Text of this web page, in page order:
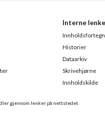
gjennom lenker på nettstedet.
Interne
Historier
Dataarkiv
Skrivehjørne
Innholdskilde